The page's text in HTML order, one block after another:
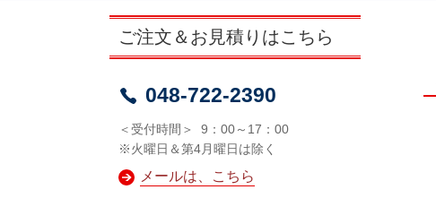
ご注文＆お見積りはこちら
048-722-2390
＜受付時間＞ 9：00～17：00
※火曜日＆第4月曜日は除く
メールは、こちら